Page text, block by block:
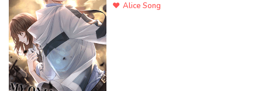
Alice Song